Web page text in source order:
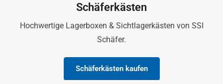
Schäferkästen
Hochwertige Lagerboxen & Sichtlagerkästen von SSI
Schäfer.
Schäferkästen kaufen